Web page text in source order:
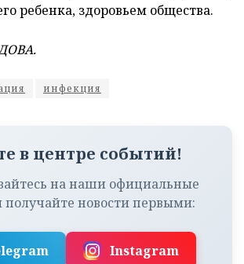
ребенка, здоровьем общества.
инфекция
в центре событий!
на наши официальные
новости первыми:
Instagram